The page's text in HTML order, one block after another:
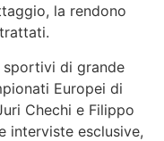
la rendono
sportivi di grande
Europei di
Chechi e Filippo
interviste esclusive,